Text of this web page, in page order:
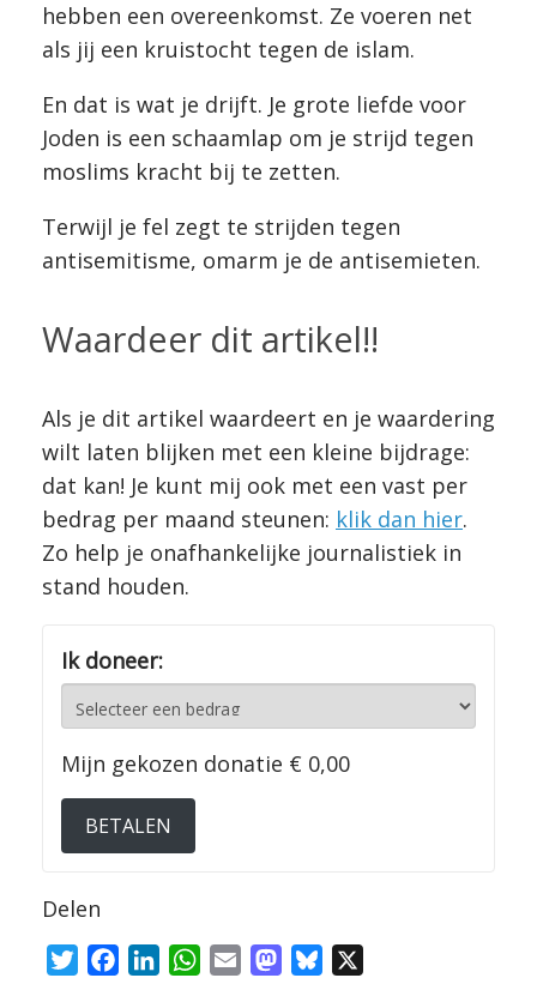
hebben een overeenkomst. Ze voeren net
als jij een kruistocht tegen de islam.
En dat is wat je drijft. Je grote liefde voor
Joden is een schaamlap om je strijd tegen
moslims kracht bij te zetten.
Terwijl je fel zegt te strijden tegen
antisemitisme, omarm je de antisemieten.
Waardeer dit artikel!!
Als je dit artikel waardeert en je waardering
wilt laten blijken met een kleine bijdrage:
dat kan! Je kunt mij ook met een vast per
bedrag per maand steunen: klik dan hier.
Zo help je onafhankelijke journalistiek in
stand houden.
Ik doneer:
Mijn gekozen donatie € 0,00
BETALEN
Delen
W
M